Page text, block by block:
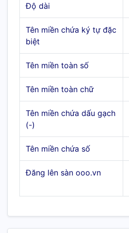
Độ dài
Tên miền chứa ký tự đặc
biệt
Tên miền toàn số
Tên miền toàn chữ
Tên miền chứa dấu gạch
(-)
Tên miền chứa số
Đăng lên sàn ooo.vn